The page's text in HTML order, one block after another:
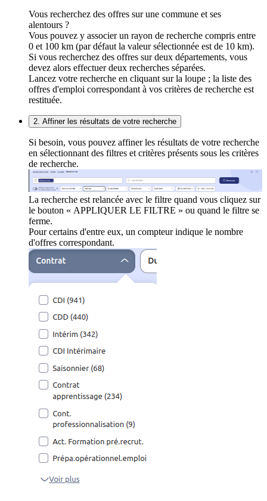
Vous recherchez des offres sur une commune et ses
alentours ?
Vous pouvez y associer un rayon de recherche compris entre
0 et 100 km (par défaut la valeur sélectionnée est de 10 km).
Si vous recherchez des offres sur deux départements, vous
devez alors effectuer deux recherches séparées.
Lancez votre recherche en cliquant sur la loupe ; la liste des
offres d'emploi correspondant à vos critères de recherche est
restituée.
2. Affiner les résultats de votre recherche
Si besoin, vous pouvez affiner les résultats de votre recherche
en sélectionnant des filtres et critères présents sous les critères
de recherche.
La recherche est relancée avec le filtre quand vous cliquez sur
le bouton « APPLIQUER LE FILTRE » ou quand le filtre se
ferme.
Pour certains d'entre eux, un compteur indique le nombre
d'offres correspondant.